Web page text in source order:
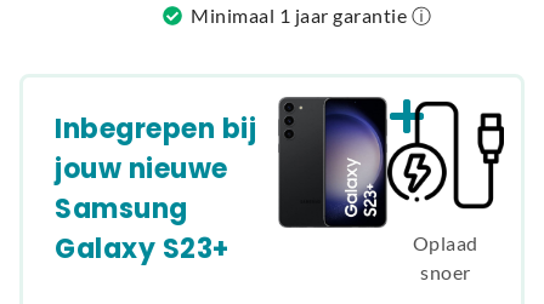
Minimaal 1 jaar garantie ⓘ
Inbegrepen bij
jouw nieuwe
Samsung
Galaxy S23+
Oplaad
snoer